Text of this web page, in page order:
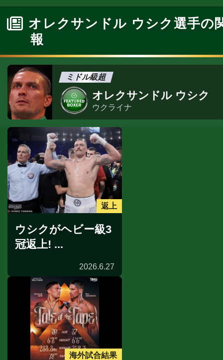
オレクサンドル ウシク選手の
報
ミドル級超
オレクサンドル ウシク
ウクライナ
返上
ウシクがヘビー級3
冠返上! ...
2026.6.27
海外試合結果